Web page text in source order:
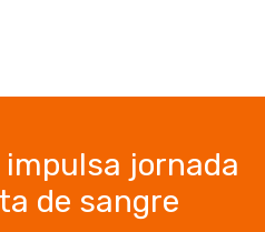
impulsa jornada
de sangre